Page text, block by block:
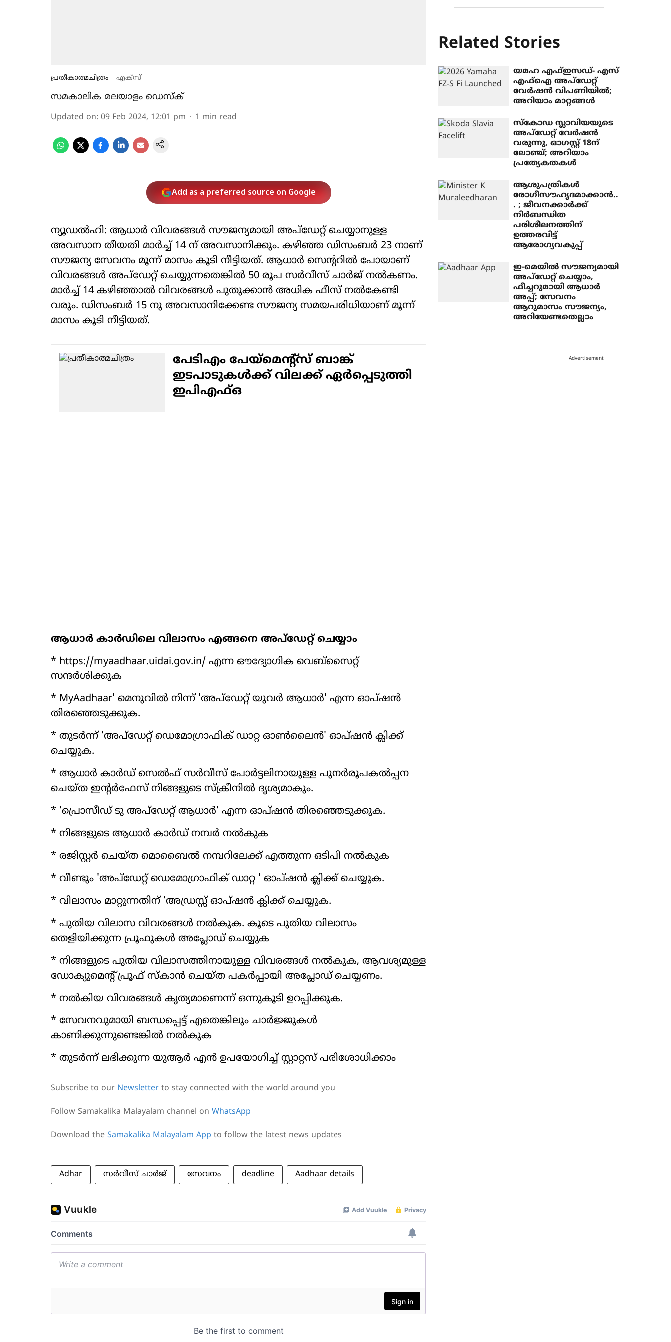
പ്രതീകാത്മചിത്രം എക്‌സ്
സമകാലിക മലയാളം ഡെസ്ക്
Updated on: 09 Feb 2024, 12:01 pm 1 min read
Add as a preferred source on Google
ന്യൂഡല്‍ഹി: ആധാര്‍ വിവരങ്ങള്‍ സൗജന്യമായി അപ്‌ഡേറ്റ് ചെയ്യാനുള്ള
അവസാന തീയതി മാര്‍ച്ച് 14 ന് അവസാനിക്കും. കഴിഞ്ഞ ഡിസംബര്‍ 23 നാണ്
സൗജന്യ സേവനം മൂന്ന് മാസം കൂടി നീട്ടിയത്. ആധാര്‍ സെന്ററില്‍ പോയാണ്
വിവരങ്ങള്‍ അപ്ഡേറ്റ് ചെയ്യുന്നതെങ്കില്‍ 50 രൂപ സര്‍വീസ് ചാര്‍ജ് നല്‍കണം.
മാര്‍ച്ച് 14 കഴിഞ്ഞാല്‍ വിവരങ്ങള്‍ പുതുക്കാന്‍ അധിക ഫീസ് നല്‍കേണ്ടി
വരും. ഡിസംബര്‍ 15 നു അവസാനിക്കേണ്ട സൗജന്യ സമയപരിധിയാണ് മൂന്ന്
മാസം കൂടി നീട്ടിയത്.
പേടിഎം പേയ്‌മെന്റ്‌സ് ബാങ്ക്
ഇടപാടുകള്‍ക്ക് വിലക്ക് ഏര്‍പ്പെടുത്തി
ഇപിഎഫ്ഒ
ആധാര്‍ കാര്‍ഡിലെ വിലാസം എങ്ങനെ അപ്‌ഡേറ്റ് ചെയ്യാം
* https://myaadhaar.uidai.gov.in/ എന്ന ഔദ്യോഗിക വെബ്‌സൈറ്റ്
സന്ദര്‍ശിക്കുക
* MyAadhaar' മെനുവില്‍ നിന്ന് 'അപ്‌ഡേറ്റ് യുവര്‍ ആധാര്‍' എന്ന ഓപ്ഷന്‍
തിരഞ്ഞെടുക്കുക.
* തുടര്‍ന്ന് 'അപ്‌ഡേറ്റ് ഡെമോഗ്രാഫിക് ഡാറ്റ ഓണ്‍ലൈന്‍' ഓപ്ഷന്‍ ക്ലിക്ക്
ചെയ്യുക.
* ആധാര്‍ കാര്‍ഡ് സെല്‍ഫ് സര്‍വീസ് പോര്‍ട്ടലിനായുള്ള പുനര്‍രൂപകല്‍പ്പന
ചെയ്ത ഇന്റര്‍ഫേസ് നിങ്ങളുടെ സ്‌ക്രീനില്‍ ദൃശ്യമാകും.
* 'പ്രൊസീഡ് ടു അപ്‌ഡേറ്റ് ആധാര്‍' എന്ന ഓപ്ഷന്‍ തിരഞ്ഞെടുക്കുക.
* നിങ്ങളുടെ ആധാര്‍ കാര്‍ഡ് നമ്പര്‍ നല്‍കുക
* രജിസ്റ്റര്‍ ചെയ്ത മൊബൈല്‍ നമ്പറിലേക്ക് എത്തുന്ന ഒടിപി നല്‍കുക
* വീണ്ടും 'അപ്‌ഡേറ്റ് ഡെമോഗ്രാഫിക് ഡാറ്റ ' ഓപ്ഷന്‍ ക്ലിക്ക് ചെയ്യുക.
* വിലാസം മാറ്റുന്നതിന് 'അഡ്രസ്സ് ഓപ്ഷന്‍ ക്ലിക്ക് ചെയ്യുക.
* പുതിയ വിലാസ വിവരങ്ങള്‍ നല്‍കുക. കൂടെ പുതിയ വിലാസം
തെളിയിക്കുന്ന പ്രൂഫുകള്‍ അപ്ലോഡ് ചെയ്യുക
* നിങ്ങളുടെ പുതിയ വിലാസത്തിനായുള്ള വിവരങ്ങള്‍ നല്‍കുക, ആവശ്യമുള്ള
ഡോക്യുമെന്റ് പ്രൂഫ് സ്‌കാന്‍ ചെയ്ത പകര്‍പ്പായി അപ്ലോഡ് ചെയ്യണം.
* നല്‍കിയ വിവരങ്ങള്‍ കൃത്യമാണെന്ന് ഒന്നുകൂടി ഉറപ്പിക്കുക.
* സേവനവുമായി ബന്ധപ്പെട്ട് എതെങ്കിലും ചാര്‍ജ്ജുകള്‍
കാണിക്കുന്നുണ്ടെങ്കില്‍ നല്‍കുക
* തുടര്‍ന്ന് ലഭിക്കുന്ന യുആര്‍ എന്‍ ഉപയോഗിച്ച് സ്റ്റാറ്റസ് പരിശോധിക്കാം
Subscribe to our Newsletter to stay connected with the world around you
Follow Samakalika Malayalam channel on WhatsApp
Download the Samakalika Malayalam App to follow the latest news updates
Adhar സര്‍വീസ് ചാര്‍ജ് സേവനം deadline Aadhaar details
Related Stories
യമഹ എഫ്ഇസഡ്- എസ്
എഫ്‌ഐ അപ്‌ഡേറ്റ്
വേര്‍ഷന്‍ വിപണിയില്‍;
അറിയാം മാറ്റങ്ങള്‍
സ്‌കോഡ സ്ലാവിയയുടെ
അപ്‌ഡേറ്റ് വേര്‍ഷന്‍
വരുന്നു, ഓഗസ്റ്റ് 18ന്
ലോഞ്ച്; അറിയാം
പ്രത്യേകതകള്‍
ആശുപത്രികള്‍
രോഗീസൗഹൃദമാക്കാന്‍..
. ; ജീവനക്കാര്‍ക്ക്
നിര്‍ബന്ധിത
പരിശീലനത്തിന്
ഉത്തരവിട്ട്
ആരോഗ്യവകുപ്പ്
ഇ-മെയില്‍ സൗജന്യമായി
അപ്‌ഡേറ്റ് ചെയ്യാം,
ഫീച്ചറുമായി ആധാര്‍
അപ്പ്; സേവനം
ആറുമാസം സൗജന്യം,
അറിയേണ്ടതെല്ലാം
Advertisement